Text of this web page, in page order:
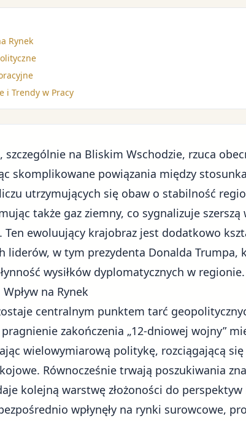
Rynek
i Trendy w Pracy
na Bliskim Wschodzie, rzuca
skomplikowane powiązania między
utrzymujących się obaw o stabilność
także gaz ziemny, co sygnalizuje
Ten ewoluujący krajobraz jest dodatkowo
liderów, w tym prezydenta Donalda Trumpa,
wysiłków dyplomatycznych w regionie.
na Rynek
centralnym punktem tarć
zakończenia „12-dniowej wojny”
wielowymiarową politykę, rozciągającą
Równocześnie trwają poszukiwania
kolejną warstwę złożoności do perspektyw
wpłynęły na rynki surowcowe,